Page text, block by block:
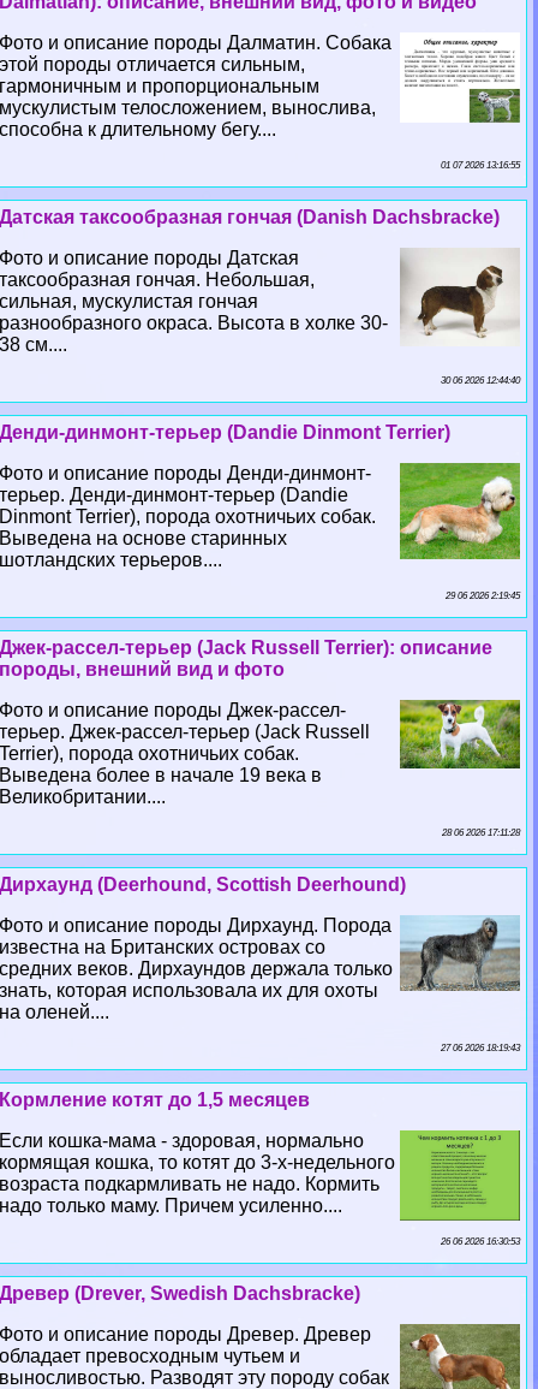
Фото и описание породы Далматин. Собака
этой породы отличается сильным,
гармоничным и пропорциональным
мускулистым телосложением, вынослива,
способна к длительному бегу....
01 07 2026 13:16:55
Датская таксообразная гончая (Danish Dachsbracke)
Фото и описание породы Датская
таксообразная гончая. Небольшая,
сильная, мускулистая гончая
разнообразного окраса. Высота в холке 30-
38 см....
30 06 2026 12:44:40
Денди-динмонт-терьер (Dandie Dinmont Terrier)
Фото и описание породы Денди-динмонт-
терьер. Денди-динмонт-терьер (Dandie
Dinmont Terrier), порода охотничьих собак.
Выведена на основе старинных
шотландских терьеров....
29 06 2026 2:19:45
Джек-рассел-терьер (Jack Russell Terrier): описание
породы, внешний вид и фото
Фото и описание породы Джек-рассел-
терьер. Джек-рассел-терьер (Jack Russell
Terrier), порода охотничьих собак.
Выведена более в начале 19 века в
Великобритании....
28 06 2026 17:11:28
Дирхаунд (Deerhound, Scottish Deerhound)
Фото и описание породы Дирхаунд. Порода
известна на Британских островах со
средних веков. Дирхаундов держала только
знать, которая использовала их для охоты
на оленей....
27 06 2026 18:19:43
Кормление котят до 1,5 месяцев
Если кошка-мама - здоровая, нормально
кормящая кошка, то котят до 3-х-недельного
возраста подкармливать не надо. Кормить
надо только маму. Причем усиленно....
26 06 2026 16:30:53
Древер (Drever, Swedish Dachsbracke)
Фото и описание породы Древер. Древер
обладает превосходным чутьем и
выносливостью. Разводят эту породу собак